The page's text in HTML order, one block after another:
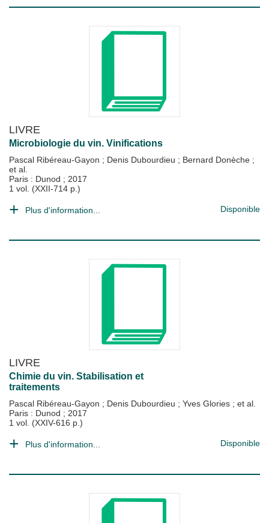
LIVRE
Microbiologie du vin. Vinifications
Pascal Ribéreau-Gayon ; Denis Dubourdieu ; Bernard Donèche ;
et al.
Paris : Dunod ; 2017
1 vol. (XXII-714 p.)
Plus d'information... Disponible
LIVRE
Chimie du vin. Stabilisation et
traitements
Pascal Ribéreau-Gayon ; Denis Dubourdieu ; Yves Glories ; et al.
Paris : Dunod ; 2017
1 vol. (XXIV-616 p.)
Plus d'information... Disponible